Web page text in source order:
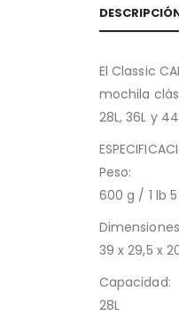
El Classic
mochila
28L, 36L y
Peso:
600 g / 1 lb
39 x 29,5 x
Capacidad:
28L